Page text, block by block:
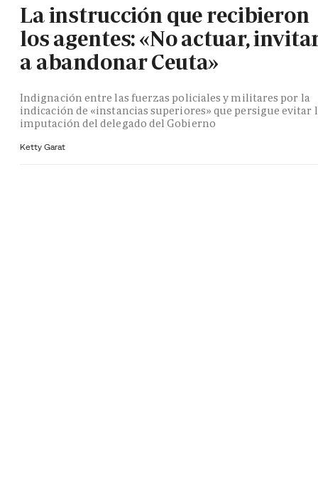
La instrucción que recibieron
los agentes: «No actuar,
a abandonar Ceuta»
Indignación entre las fuerzas policiales y militares por la
indicación de «instancias superiores» que persigue evitar
imputación del delegado del Gobierno
Ketty Garat